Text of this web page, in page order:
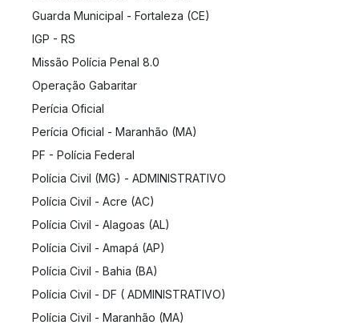
Guarda Municipal - Fortaleza (CE)
IGP - RS
Missão Polícia Penal 8.0
Operação Gabaritar
Perícia Oficial
Perícia Oficial - Maranhão (MA)
PF - Polícia Federal
Polícia Civil (MG) - ADMINISTRATIVO
Polícia Civil - Acre (AC)
Polícia Civil - Alagoas (AL)
Polícia Civil - Amapá (AP)
Polícia Civil - Bahia (BA)
Polícia Civil - DF ( ADMINISTRATIVO)
Polícia Civil - Maranhão (MA)